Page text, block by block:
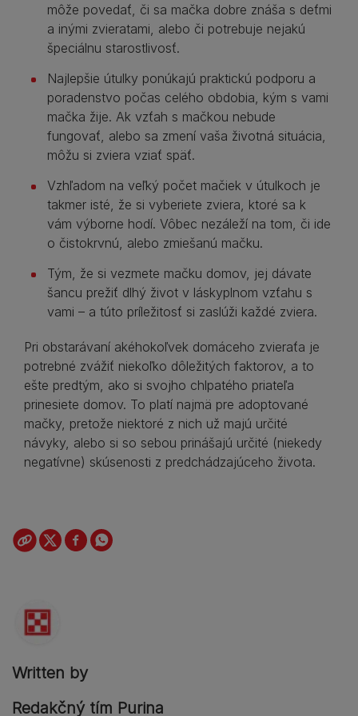
môže povedať, či sa mačka dobre znáša s deťmi
a inými zvieratami, alebo či potrebuje nejakú
špeciálnu starostlivosť.
Najlepšie útulky ponúkajú praktickú podporu a
poradenstvo počas celého obdobia, kým s vami
mačka žije. Ak vzťah s mačkou nebude
fungovať, alebo sa zmení vaša životná situácia,
môžu si zviera vziať späť.
Vzhľadom na veľký počet mačiek v útulkoch je
takmer isté, že si vyberiete zviera, ktoré sa k
vám výborne hodí. Vôbec nezáleží na tom, či ide
o čistokrvnú, alebo zmiešanú mačku.
Tým, že si vezmete mačku domov, jej dávate
šancu prežiť dlhý život v láskyplnom vzťahu s
vami – a túto príležitosť si zaslúži každé zviera.
Pri obstarávaní akéhokoľvek domáceho zvieraťa je
potrebné zvážiť niekoľko dôležitých faktorov, a to
ešte predtým, ako si svojho chlpatého priateľa
prinesiete domov. To platí najmä pre adoptované
mačky, pretože niektoré z nich už majú určité
návyky, alebo si so sebou prinášajú určité (niekedy
negatívne) skúsenosti z predchádzajúceho života.
Written by
Redakčný tím Purina